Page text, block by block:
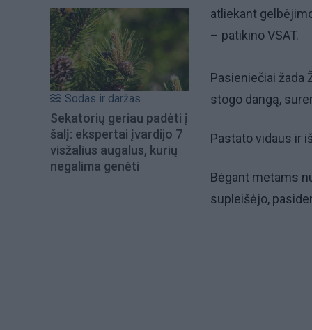
Sodas ir daržas
Sekatorių geriau padėti į
šalį: ekspertai įvardijo 7
visžalius augalus, kurių
negalima genėti
atliekant
– patikino VSAT.
Pasieniečiai
stogo dangą,
Pastato vidaus ir
Bėgant metams
supleišėjo,